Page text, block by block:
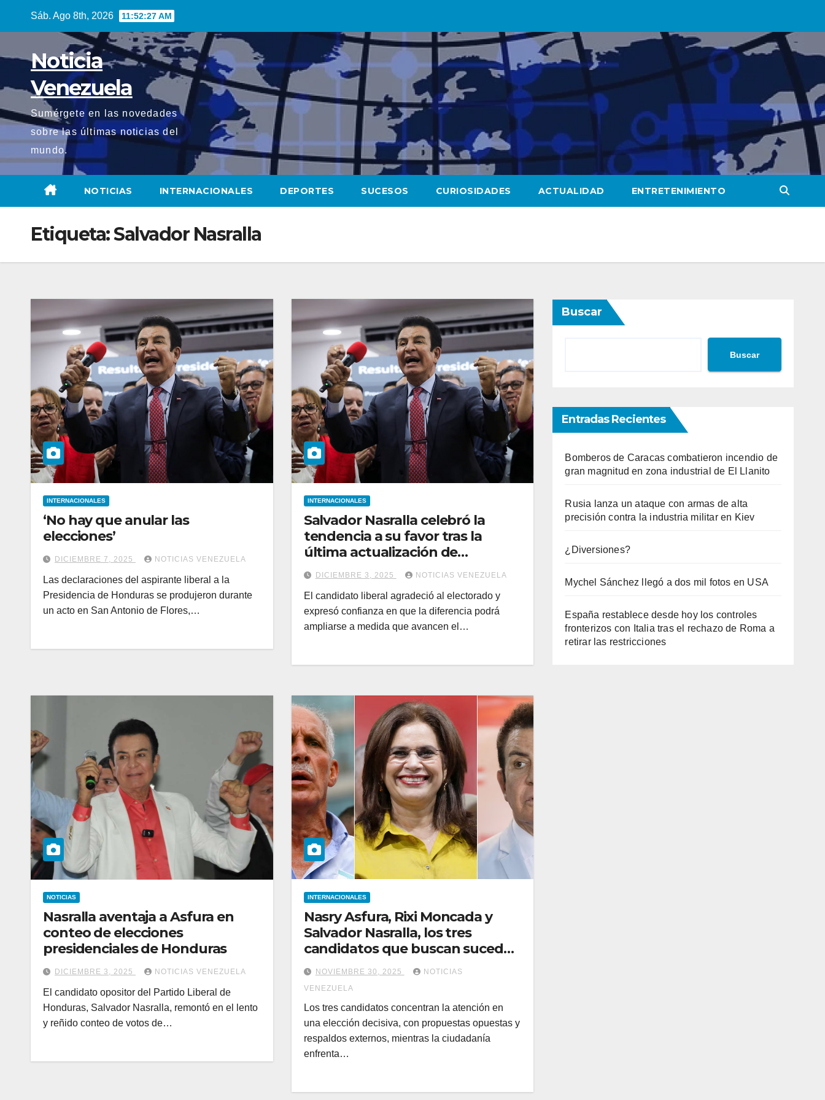
Sáb. Ago 8th, 2026 11:52:27 AM
Noticia
Venezuela
Sumérgete en las novedades
sobre las últimas noticias del
mundo.
NOTICIAS INTERNACIONALES DEPORTES SUCESOS CURIOSIDADES ACTUALIDAD ENTRETENIMIENTO
Etiqueta:Salvador Nasralla
INTERNACIONALES
‘No hay que anular las
elecciones’
DICIEMBRE 7, 2025 NOTICIAS VENEZUELA
Las declaraciones del aspirante liberal a la
Presidencia de Honduras se produjeron durante
un acto en San Antonio de Flores,…
INTERNACIONALES
Salvador Nasralla celebró la
tendencia a su favor tras la
última actualización de
resultados en Honduras
DICIEMBRE 3, 2025 NOTICIAS VENEZUELA
El candidato liberal agradeció al electorado y
expresó confianza en que la diferencia podrá
ampliarse a medida que avancen el…
NOTICIAS
Nasralla aventaja a Asfura en
conteo de elecciones
presidenciales de Honduras
DICIEMBRE 3, 2025 NOTICIAS VENEZUELA
El candidato opositor del Partido Liberal de
Honduras, Salvador Nasralla, remontó en el lento
y reñido conteo de votos de…
INTERNACIONALES
Nasry Asfura, Rixi Moncada y
Salvador Nasralla, los tres
candidatos que buscan suceder
a Xiomara Castro en Honduras
NOVIEMBRE 30, 2025
NOTICIAS
VENEZUELA
Los tres candidatos concentran la atención en
una elección decisiva, con propuestas opuestas y
respaldos externos, mientras la ciudadanía
enfrenta…
Buscar
Buscar
Entradas Recientes
Bomberos de Caracas combatieron incendio de
gran magnitud en zona industrial de El Llanito
Rusia lanza un ataque con armas de alta
precisión contra la industria militar en Kiev
¿Diversiones?
Mychel Sánchez llegó a dos mil fotos en USA
España restablece desde hoy los controles
fronterizos con Italia tras el rechazo de Roma a
retirar las restricciones